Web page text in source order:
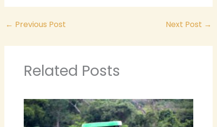
← Previous Post Next Post →
Related Posts